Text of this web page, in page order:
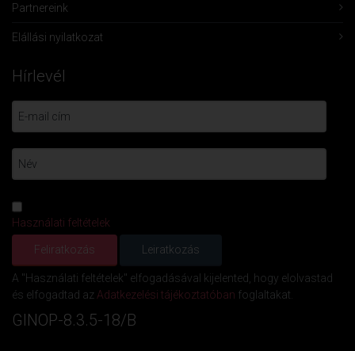
Partnereink
Elállási nyilatkozat
Hírlevél
Használati feltételek
A "Használati feltételek" elfogadásával kijelented, hogy elolvastad
és elfogadtad az Adatkezelési tájékoztatóban foglaltakat.
GINOP-8.3.5-18/B